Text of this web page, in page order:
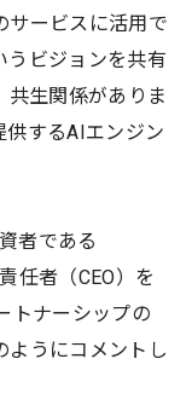
サービスに活用で
うビジョンを共有
共生関係がありま
供するAIエンジン
者である
任者（CEO）を
トナーシップの
ようにコメントし